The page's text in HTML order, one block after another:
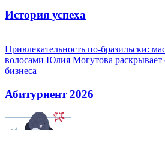
История успеха
Привлекательность по-бразильски:
волосами Юлия Могутова раскрывает
бизнеса
Абитуриент 2026